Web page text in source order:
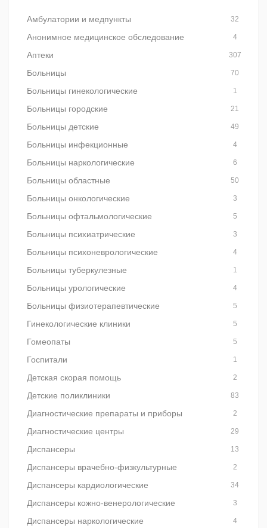
Амбулатории и медпункты 32
Анонимное медицинское обследование 4
Аптеки 307
Больницы 70
Больницы гинекологические 1
Больницы городские 21
Больницы детские 49
Больницы инфекционные 4
Больницы наркологические 6
Больницы областные 50
Больницы онкологические 3
Больницы офтальмологические 5
Больницы психиатрические 3
Больницы психоневрологические 4
Больницы туберкулезные 1
Больницы урологические 4
Больницы физиотерапевтические 5
Гинекологические клиники 5
Гомеопаты 5
Госпитали 1
Детская скорая помощь 2
Детские поликлиники 83
Диагностические препараты и приборы 2
Диагностические центры 29
Диспансеры 13
Диспансеры врачебно-физкультурные 2
Диспансеры кардиологические 34
Диспансеры кожно-венерологические 3
Диспансеры наркологические 4